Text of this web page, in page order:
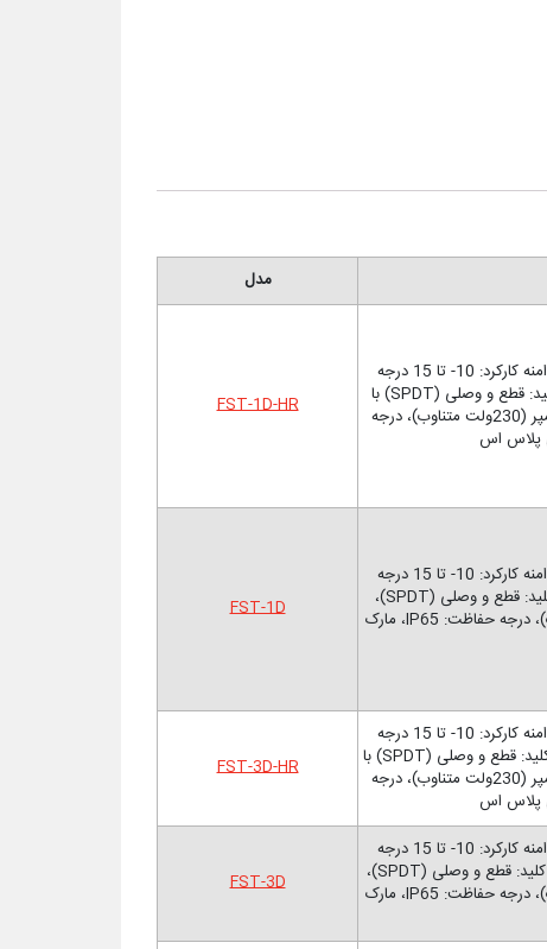
مدل
ترموستات ضد یخ زدگی کویل هوارسان، دامنه کارکرد: 10- تا 15 درجه
سانتیگراد، طول المنت مسی: 6 متر، نوع کلید: قطع و وصلی (SPDT) با
کلید دستی ریست، ظرفیت کلید: (2) 10 آمپر (230ولت متناوب)، درجه
FST-1D-HR
ترموستات ضد یخ زدگی کویل هوارسان، دامنه کارکرد: 10- تا 15 درجه
سانتیگراد، طول المنت مسی: 6 متر، نوع کلید: قطع و وصلی (SPDT)،
ظرفیت کلید: (2) 10 آمپر (230ولت متناوب)، درجه حفاظت: IP65، مارک
FST-1D
ترموستات ضد یخ زدگی کویل هوارسان، دامنه کارکرد: 10- تا 15 درجه
سانتیگراد، طول المنت مسی: 1/8 متر، نوع کلید: قطع و وصلی (SPDT) با
کلید دستی ریست، ظرفیت کلید: (2) 10 آمپر (230ولت متناوب)، درجه
FST-3D-HR
ترموستات ضد یخ زدگی کویل هوارسان، دامنه کارکرد: 10- تا 15 درجه
سانتیگراد، طول المنت مسی: 1/8 متر، نوع کلید: قطع و وصلی (SPDT)،
ظرفیت کلید: (2) 10 آمپر (230ولت متناوب)، درجه حفاظت: IP65، مارک
FST-3D